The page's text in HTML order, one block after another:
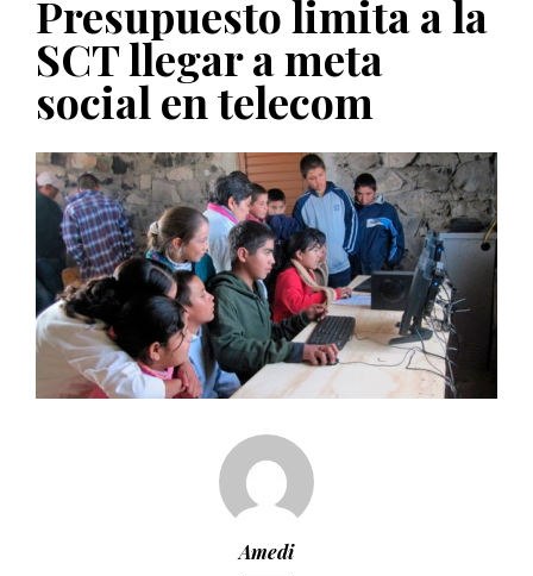
PUBLICADO EL 5 ENERO, 2023
Presupuesto limita a la
SCT llegar a meta
social en telecom
Amedi